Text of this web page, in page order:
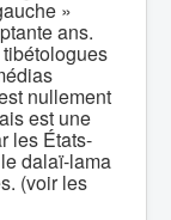
»
ans.
nullement
est une
les États-
dalaï-lama
(voir les